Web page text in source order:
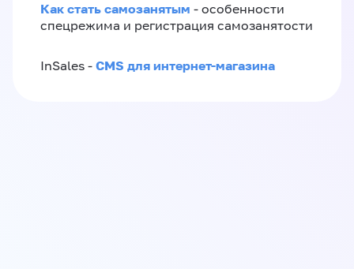
Как стать самозанятым - особенности
спецрежима и регистрация самозанятости
InSales - CMS для интернет-магазина